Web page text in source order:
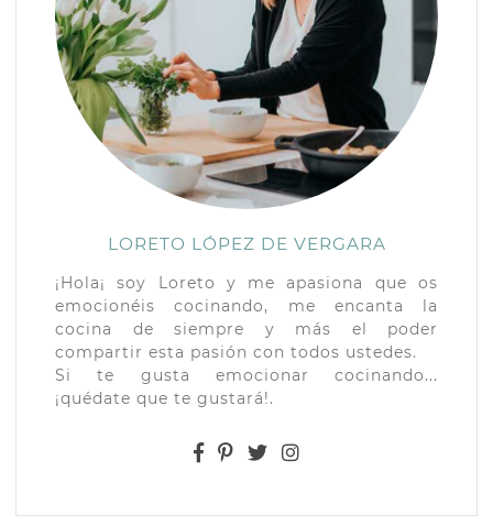
LORETO LÓPEZ DE VERGARA
¡Hola¡ soy Loreto y me apasiona que os
emocionéis cocinando, me encanta la
cocina de siempre y más el poder
compartir esta pasión con todos ustedes.
Si te gusta emocionar cocinando...
¡quédate que te gustará!.